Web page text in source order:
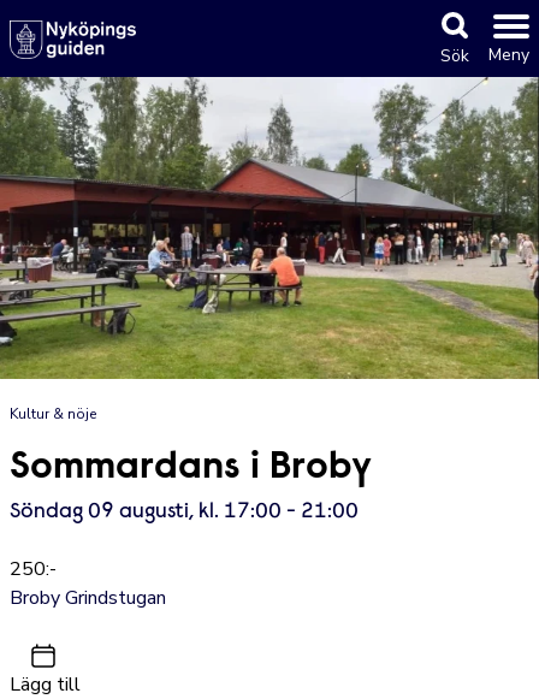
Sök Meny
Kultur & nöje
Sommardans i Broby
Söndag 09 augusti, kl. 17:00 - 21:00
250:-
Broby Grindstugan
Lägg till